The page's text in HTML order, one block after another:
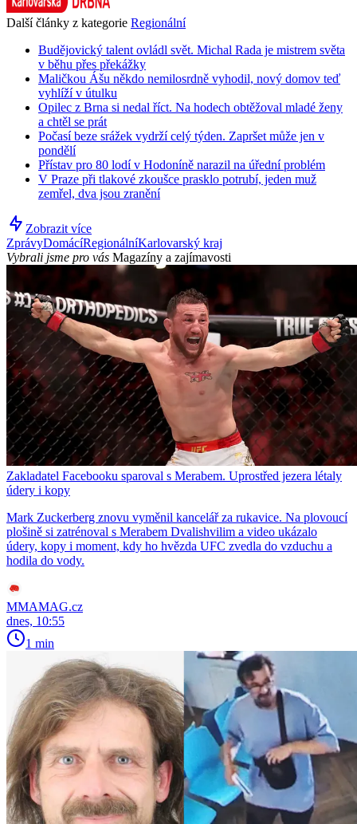
Další články z kategorie Regionální
Budějovický talent ovládl svět. Michal Rada je mistrem světa
v běhu přes překážky
Maličkou Ášu někdo nemilosrdně vyhodil, nový domov teď
vyhlíží v útulku
Opilec z Brna si nedal říct. Na hodech obtěžoval mladé ženy
a chtěl se prát
Počasí beze srážek vydrží celý týden. Zapršet může jen v
pondělí
Přístav pro 80 lodí v Hodoníně narazil na úřední problém
V Praze při tlakové zkoušce prasklo potrubí, jeden muž
zemřel, dva jsou zranění
Zobrazit více
ZprávyDomácíRegionálníKarlovarský kraj
Vybrali jsme pro vás Magazíny a zajímavosti
Zakladatel Facebooku sparoval s Merabem. Uprostřed jezera létaly
údery i kopy
Mark Zuckerberg znovu vyměnil kancelář za rukavice. Na plovoucí
plošině si zatrénoval s Merabem Dvalishvilim a video ukázalo
údery, kopy i moment, kdy ho hvězda UFC zvedla do vzduchu a
hodila do vody.
MMAMAG.cz
dnes, 10:55
1 min